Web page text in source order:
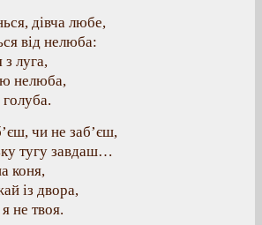
дівча любе,
від нелюба:
з луга,
нелюба,
чи не заб’єш,
тугу завдаш…
коня,
із двора,
не твоя.